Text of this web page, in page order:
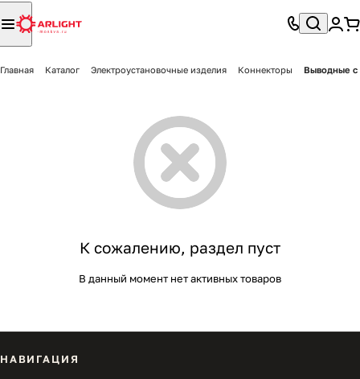
Главная Каталог Электроустановочные изделия Коннекторы Выводные с
К сожалению, раздел пуст
В данный момент нет активных товаров
НАВИГАЦИЯ